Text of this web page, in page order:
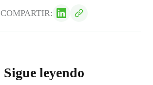
COMPARTIR:
Sigue leyendo